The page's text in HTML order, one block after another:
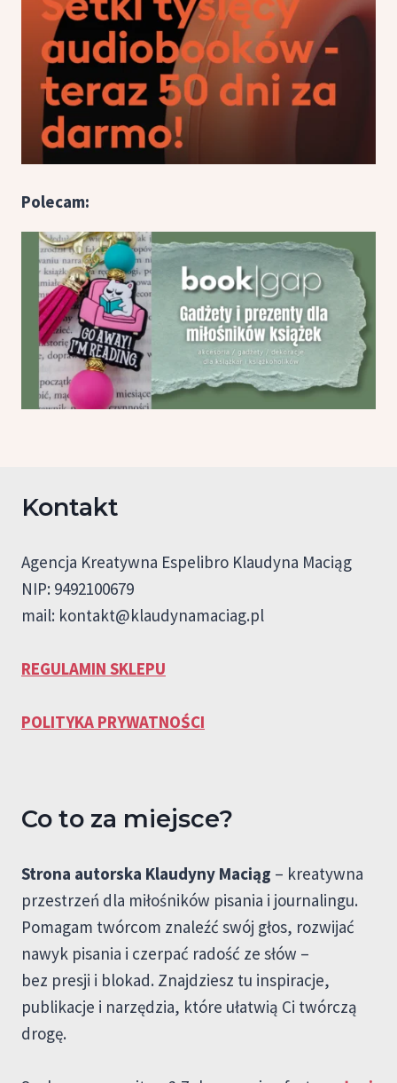
Polecam:
Kontakt
Agencja Kreatywna Espelibro Klaudyna Maciąg
NIP: 9492100679
mail: kontakt@klaudynamaciag.pl
REGULAMIN SKLEPU
POLITYKA PRYWATNOŚCI
Co to za miejsce?
Strona autorska Klaudyny Maciąg – kreatywna
przestrzeń dla miłośników pisania i journalingu.
Pomagam twórcom znaleźć swój głos, rozwijać
nawyk pisania i czerpać radość ze słów –
bez presji i blokad. Znajdziesz tu inspiracje,
publikacje i narzędzia, które ułatwią Ci twórczą
drogę.